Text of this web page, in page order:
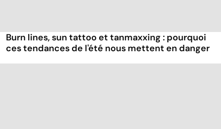
Burn lines, sun tattoo et tanmaxxing : pourquoi
ces tendances de l'été nous mettent en danger